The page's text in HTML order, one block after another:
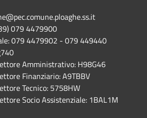
079 4479900
079 4479902 - 079 449440
Amministrativo: H98G46
Finanziario: A9TBBV
Tecnico: 5758HW
Socio Assistenziale: 1BAL1M